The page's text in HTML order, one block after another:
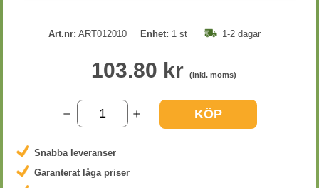
Art.nr: ART012010 Enhet: 1 st 1-2 dagar
103.80 kr (inkl. moms)
KÖP
Snabba leveranser
Garanterat låga priser